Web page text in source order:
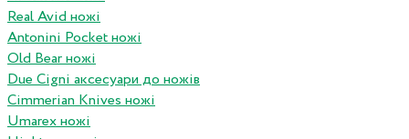
Real Avid ножі
Antonini Pocket ножі
Old Bear ножі
Due Cigni аксесуари до ножів
Cimmerian Knives ножі
Umarex ножі